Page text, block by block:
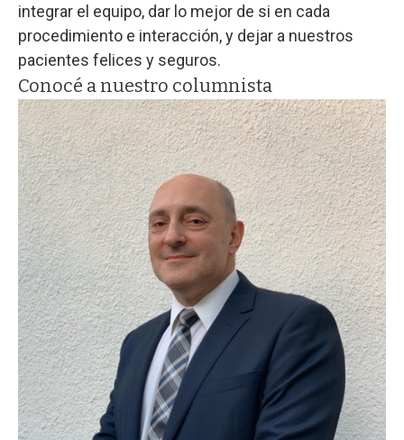
integrar el equipo, dar lo mejor de si en cada
procedimiento e interacción, y dejar a nuestros
pacientes felices y seguros.
Conocé a nuestro columnista